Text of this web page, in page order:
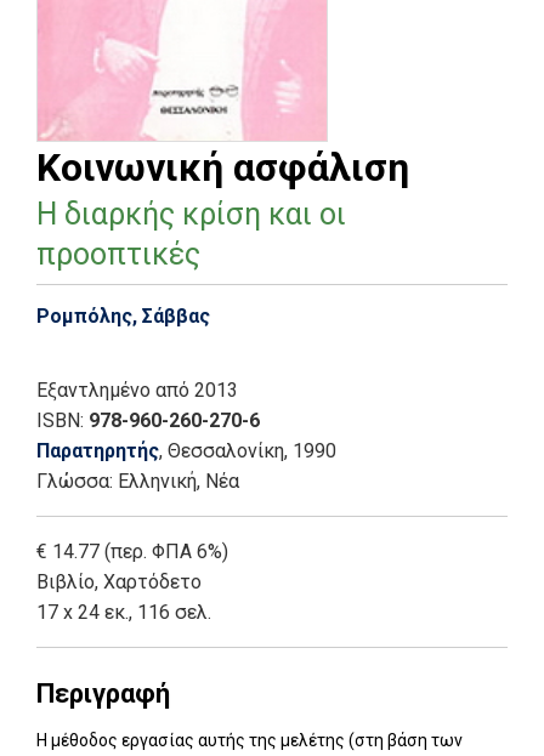
Κοινωνική ασφάλιση
Η διαρκής κρίση και οι
προοπτικές
Ρομπόλης, Σάββας
Εξαντλημένο από 2013
ISBN: 978-960-260-270-6
Παρατηρητής, Θεσσαλονίκη, 1990
Γλώσσα: Ελληνική, Νέα
€ 14.77 (περ. ΦΠΑ 6%)
Βιβλίο, Χαρτόδετο
17 x 24 εκ., 116 σελ.
Περιγραφή
Η μέθοδος εργασίας αυτής της μελέτης (στη βάση των